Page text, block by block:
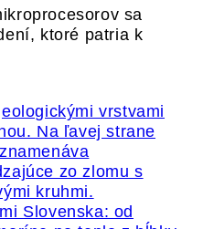
sa
ktoré patria k
Slovenska: od